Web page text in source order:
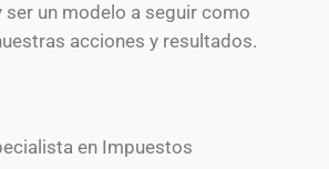
ser un modelo a seguir como
acciones y resultados.
en Impuestos